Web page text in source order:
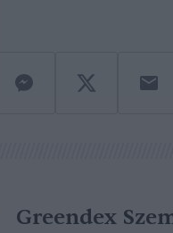
Greendex